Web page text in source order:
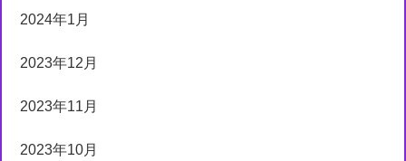
2024年1月
2023年12月
2023年11月
2023年10月